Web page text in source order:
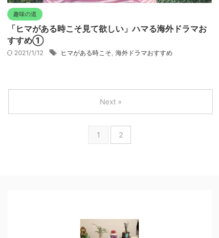
趣味の道
「ヒマがある時こそ見て欲しい」ハマる海外ドラマお
すすめ①
2021/1/12 ヒマがある時こそ, 海外ドラマおすすめ
1 2
Next »